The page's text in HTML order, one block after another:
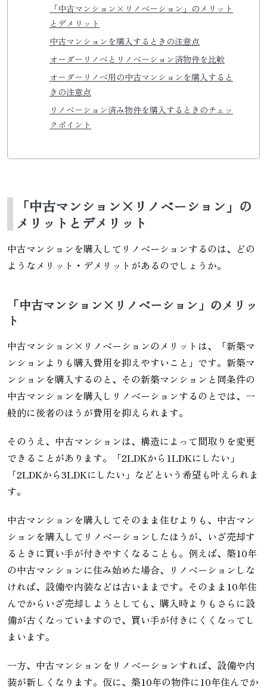
「中古マンション×リノベーション」のメリット
とデメリット
中古マンションを購入するときの注意点
オーダーリノベとリノベーション済物件を比較
オーダーリノベ用の中古マンションを購入すると
きの注意点
リノベーション済み物件を購入するときのチェッ
クポイント
「中古マンション×リノベーション」の
メリットとデメリット
中古マンションを購入してリノベーションするのは、どの
ようなメリット・デメリットがあるのでしょうか。
「中古マンション×リノベーション」のメリッ
ト
中古マンション×リノベーションのメリットは、「新築マ
ンションよりも購入費用を抑えやすいこと」です。新築マ
ンションを購入するのと、その新築マンションと同条件の
中古マンションを購入しリノベーションするのとでは、一
般的に後者のほうが費用を抑えられます。
そのうえ、中古マンションは、構造によって間取りを変更
できることがあります。「2LDKから1LDKにしたい」
「2LDKから3LDKにしたい」などという希望も叶えられま
す。
中古マンションを購入してそのまま住むよりも、中古マン
ションを購入してリノベーションしたほうが、いざ売却す
るときに買い手が付きやすくなることも。例えば、築10年
の中古マンションに住み始めた場合、リノベーションしな
ければ、設備や内装などは古いままです。そのまま10年住
んでからいざ売却しようとしても、購入時よりもさらに設
備が古くなっていますので、買い手が付きにくくなってし
まいます。
一方、中古マンションをリノベーションすれば、設備や内
装が新しくなります。仮に、築10年の物件に10年住んでか